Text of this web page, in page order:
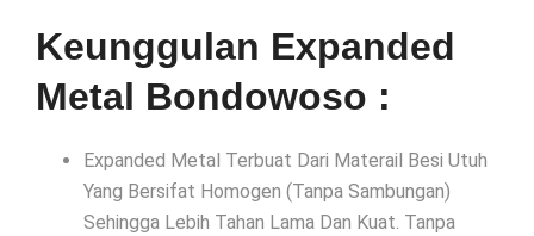
Keunggulan Expanded
Metal Bondowoso :
Expanded Metal Terbuat Dari Materail Besi Utuh
Yang Bersifat Homogen (Tanpa Sambungan)
Sehingga Lebih Tahan Lama Dan Kuat. Tanpa